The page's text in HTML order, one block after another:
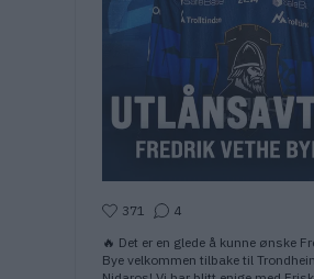
371 4
🔥 Det er en glede å kunne ønske
Bye velkommen tilbake til